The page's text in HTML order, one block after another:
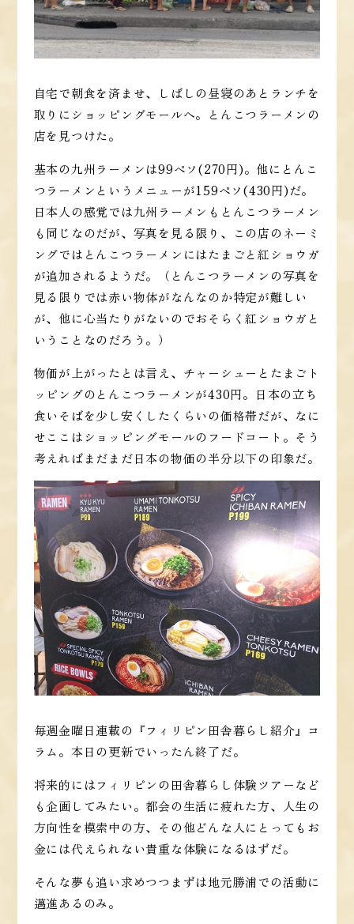
自宅で朝食を済ませ、しばしの昼寝のあとランチを
取りにショッピングモールへ。とんこつラーメンの
店を見つけた。
基本の九州ラーメンは99ペソ(270円)。他にとんこ
つラーメンというメニューが159ペソ(430円)だ。
日本人の感覚では九州ラーメンもとんこつラーメン
も同じなのだが、写真を見る限り、この店のネーミ
ングではとんこつラーメンにはたまごと紅ショウガ
が追加されるようだ。（とんこつラーメンの写真を
見る限りでは赤い物体がなんなのか特定が難しい
が、他に心当たりがないのでおそらく紅ショウガと
いうことなのだろう。）
物価が上がったとは言え、チャーシューとたまごト
ッピングのとんこつラーメンが430円。日本の立ち
食いそばを少し安くしたくらいの価格帯だが、なに
せここはショッピングモールのフードコート。そう
考えればまだまだ日本の物価の半分以下の印象だ。
毎週金曜日連載の『フィリピン田舎暮らし紹介』コ
ラム。本日の更新でいったん終了だ。
将来的にはフィリピンの田舎暮らし体験ツアーなど
も企画してみたい。都会の生活に疲れた方、人生の
方向性を模索中の方、その他どんな人にとってもお
金には代えられない貴重な体験になるはずだ。
そんな夢も追い求めつつまずは地元勝浦での活動に
邁進あるのみ。